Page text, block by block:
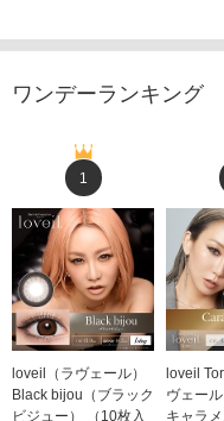
ワンデーランキング
1
loveil（ラヴェール）
Black bijou（ブラック
ビジュー） （10枚入
loveil
ヴェール
キャラ